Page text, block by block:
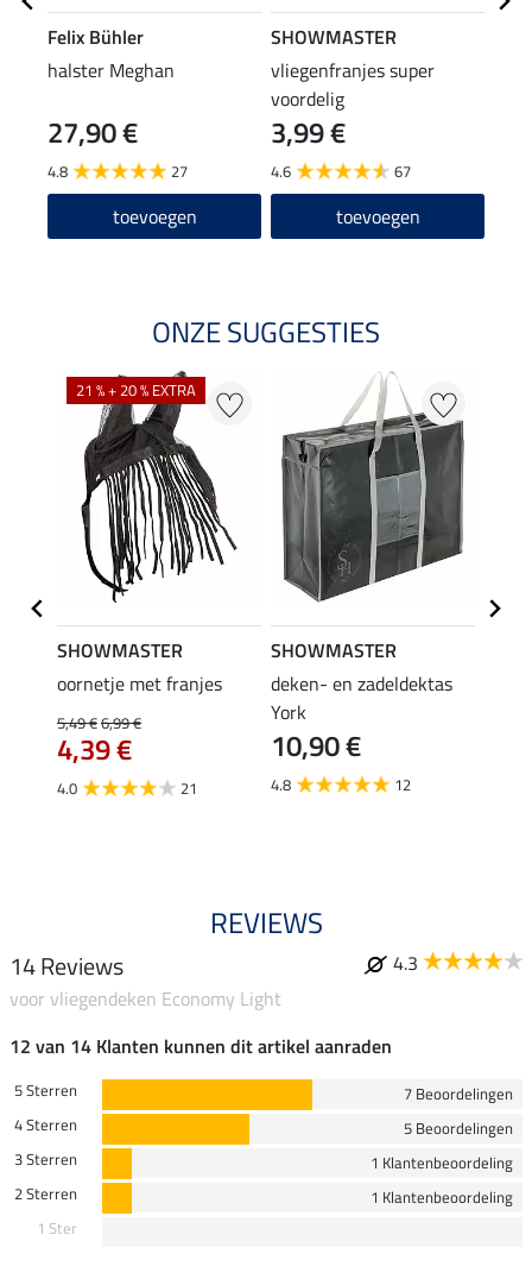
Felix Bühler
halster Meghan
27,90 €
4.8 27
toevoegen
SHOWMASTER
vliegenfranjes super
voordelig
3,99 €
4.6 67
toevoegen
ONZE SUGGESTIES
21 % + 20 % EXTRA
SHOWMASTER
oornetje met franjes
5,49 €6,99 €
4,39 €
4.0 21
SHOWMASTER
deken- en zadeldektas
York
10,90 €
4.8 12
REVIEWS
14 Reviews
4.3
voor vliegendeken Economy Light
12 van 14 Klanten kunnen dit artikel aanraden
5 Sterren
7 Beoordelingen
4 Sterren
5 Beoordelingen
3 Sterren
1 Klantenbeoordeling
2 Sterren
1 Klantenbeoordeling
1 Ster